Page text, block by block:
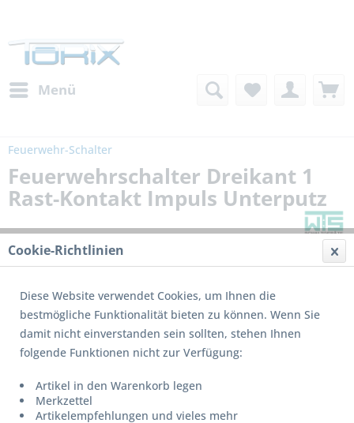
Menü
Feuerwehr-Schalter
Feuerwehrschalter Dreikant 1
Rast-Kontakt Impuls Unterputz
Cookie-Richtlinien
Diese Website verwendet Cookies, um Ihnen die
bestmögliche Funktionalität bieten zu können. Wenn Sie
damit nicht einverstanden sein sollten, stehen Ihnen
folgende Funktionen nicht zur Verfügung:
Artikel in den Warenkorb legen
Merkzettel
Artikelempfehlungen und vieles mehr